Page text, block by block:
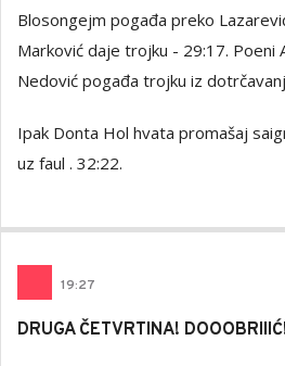
Blosongejm pogađa preko
Marković daje trojku - 29:17. Poeni
Nedović pogađa trojku iz
Ipak Donta Hol hvata promašaj
uz faul . 32:22.
19:27
DRUGA ČETVRTINA!